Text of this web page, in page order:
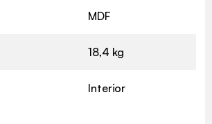
MDF
18,4 kg
Interior